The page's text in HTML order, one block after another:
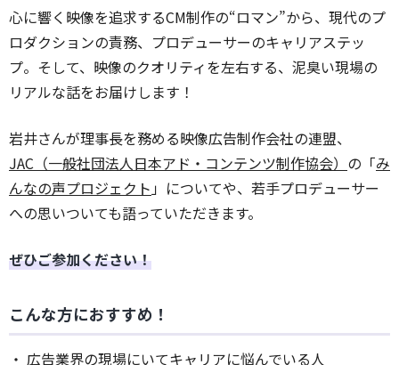
心に響く映像を追求するCM制作の“ロマン”から、現代のプ
ロダクションの責務、プロデューサーのキャリアステッ
プ。そして、映像のクオリティを左右する、泥臭い現場の
リアルな話をお届けします！
岩井さんが理事長を務める映像広告制作会社の連盟、
JAC（一般社団法人日本アド・コンテンツ制作協会） の「み
んなの声プロジェクト」についてや、若手プロデューサー
への思いついても語っていただきます。
ぜひご参加ください！
こんな方におすすめ！
・ 広告業界の現場にいてキャリアに悩んでいる人